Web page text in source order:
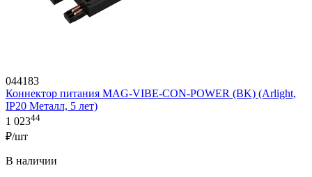
044183
Коннектор питания MAG-VIBE-CON-POWER (BK) (Arlight,
IP20 Металл, 5 лет)
1 02344
₽/шт
В наличии